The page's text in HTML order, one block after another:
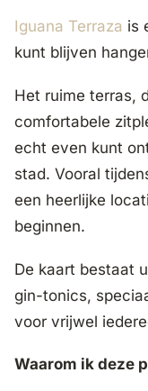
Iguana Terraza is
kunt blijven
Het ruime terras,
comfortabele
echt even kunt
stad. Vooral
een heerlijke
beginnen.
De kaart bestaat
gin-tonics,
voor vrijwel
Waarom ik deze